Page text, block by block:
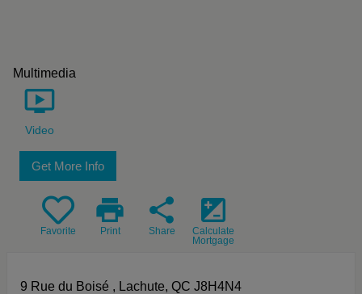
Multimedia
Video
Get More Info
Favorite
print
Print
share
Share
iso
Calculate
Mortgage
9 Rue du Boisé , Lachute, QC J8H4N4